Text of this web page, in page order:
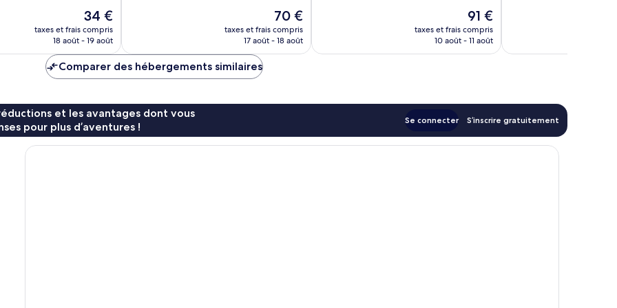
Le
nouveau
prix
de
34 €
34 €
taxes et frais compris
18 août - 19 août
Le
nouveau
prix
70 €
taxes et frais compris
17 août - 18 août
Le
nouveau
prix
91 €
taxes et frais compris
10 août - 11 août
Comparer des hébergements similaires
et les avantages dont vous
pour plus d’aventures !
Se connecter S’inscrire gratuitement